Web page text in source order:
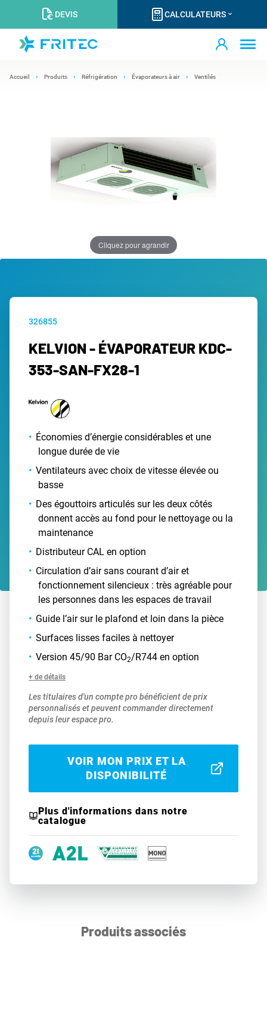
DEVIS CALCULATEURS
Accueil Produits Réfrigération Évaporateurs à air Ventilés
Cliquez pour agrandir
326855
KELVION - ÉVAPORATEUR KDC-
353-SAN-FX28-1
Économies d’énergie considérables et une
longue durée de vie
Ventilateurs avec choix de vitesse élevée ou
basse
Des égouttoirs articulés sur les deux côtés
donnent accès au fond pour le nettoyage ou la
maintenance
Distributeur CAL en option
Circulation d’air sans courant d’air et
fonctionnement silencieux : très agréable pour
les personnes dans les espaces de travail
Guide l’air sur le plafond et loin dans la pièce
Surfaces lisses faciles à nettoyer
Version 45/90 Bar CO2/R744 en option
+ de détails
Les titulaires d'un compte pro bénéficient de prix
personnalisés et peuvent commander directement
depuis leur espace pro.
VOIR MON PRIX ET LA
DISPONIBILITÉ
Plus d'informations dans notre
catalogue
Produits associés